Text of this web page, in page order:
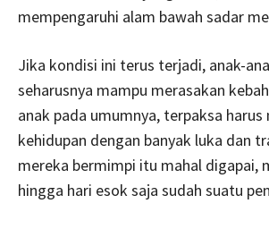
mempengaruhi alam bawah sadar
Jika kondisi ini terus terjadi, anak-
seharusnya mampu merasakan
anak pada umumnya, terpaksa harus
kehidupan dengan banyak luka dan
mereka bermimpi itu mahal digapai,
hingga hari esok saja sudah suatu